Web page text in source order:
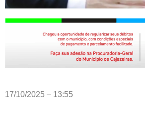
17/10/2025 – 13:55